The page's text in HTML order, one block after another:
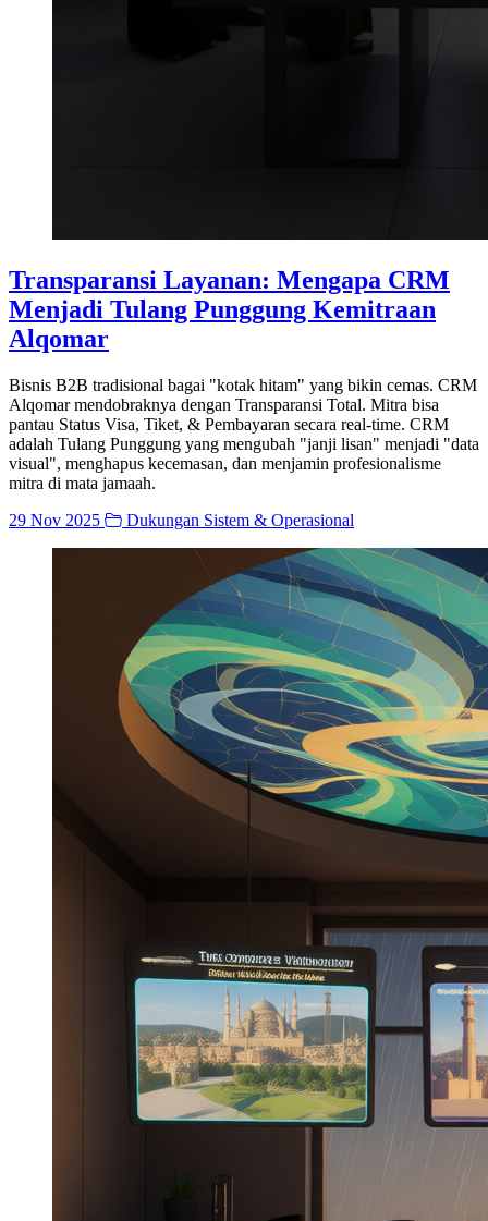
Transparansi Layanan: Mengapa CRM
Menjadi Tulang Punggung Kemitraan
Alqomar
Bisnis B2B tradisional bagai "kotak hitam" yang bikin cemas. CRM
Alqomar mendobraknya dengan Transparansi Total. Mitra bisa
pantau Status Visa, Tiket, & Pembayaran secara real-time. CRM
adalah Tulang Punggung yang mengubah "janji lisan" menjadi "data
visual", menghapus kecemasan, dan menjamin profesionalisme
mitra di mata jamaah.
29 Nov 2025
Dukungan Sistem & Operasional